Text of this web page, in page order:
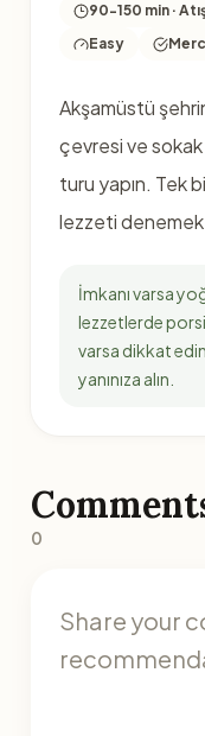
90-150 min ·
Easy
Akşamüstü
çevresi ve
turu yapın. Tek
lezzeti
İmkanı varsa
lezzetlerde
varsa dikkat
yanınıza alın.
0